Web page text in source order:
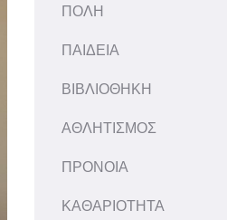
ΠΟΛΗ
ΠΑΙΔΕΙΑ
ΒΙΒΛΙΟΘΗΚΗ
ΑΘΛΗΤΙΣΜΟΣ
ΠΡΟΝΟΙΑ
ΚΑΘΑΡΙΟΤΗΤΑ